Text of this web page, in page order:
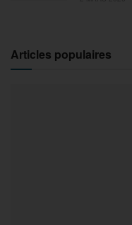
Articles populaires